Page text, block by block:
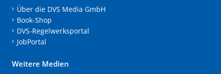
Über die DVS Media GmbH
Book-Shop
DVS-Regelwerksportal
JobPortal
Weitere Medien